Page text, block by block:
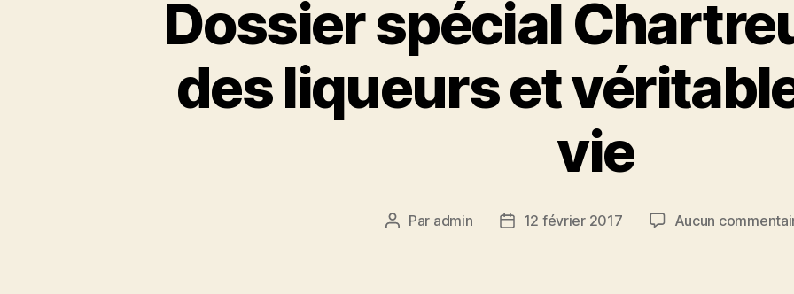
Dossier spécial
des liqueurs et
vie
Auteur
Par admin
Date12 février 2017 Aucun